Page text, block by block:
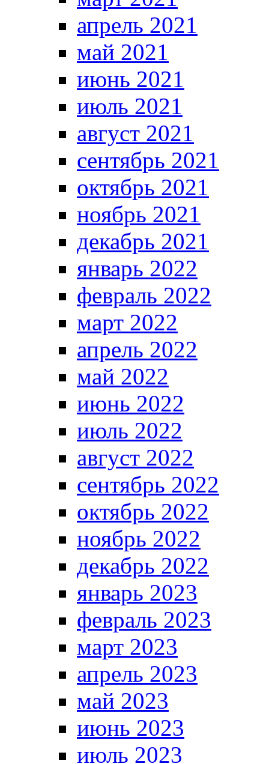
апрель 2021
май 2021
июнь 2021
июль 2021
август 2021
сентябрь 2021
октябрь 2021
ноябрь 2021
декабрь 2021
январь 2022
февраль 2022
март 2022
апрель 2022
май 2022
июнь 2022
июль 2022
август 2022
сентябрь 2022
октябрь 2022
ноябрь 2022
декабрь 2022
январь 2023
февраль 2023
март 2023
апрель 2023
май 2023
июнь 2023
июль 2023